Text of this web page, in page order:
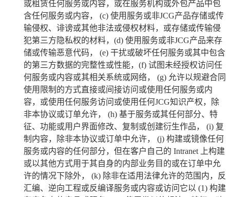
或租赁任何服务或内容，或在服务机构或外包产品中包
含任何服务或内容， (c) 使用服务或非JCG产品存储或传
输侵权、诽谤或其他非法或侵权材料，或存储或传输侵
犯第三方隐私权的材料， (d) 使用服务或非JCG产品来存
储或传输恶意代码， (e) 干扰或破坏任何服务或其中包含
的第三方数据的完整性或性能， (f) 试图未经授权访问任
何服务或内容或其相关系统或网络，
(g) 允许以规避合同
使用限制的方式直接或间接访问或使用任何服务或内
容，或使用任何服务访问或使用任何JCG知识产权，除
非本协议或订单允许，
(h) 基于服务或其任何部分、特
征、功能或用户界面修改、复制或创建衍生作品，
(i) 复
制内容，除非本协议或订单中允许，
(j) 构建或镜像任何
服务或内容的任何部分，但在客户自己的 Intranet
上构建
或以其他方式用于其自身的内部业务目的或在订单中允
许的情况下除外，
(k) 除非在适用法律允许的范围内，反
汇编、逆向工程或反编译服务或内容或访问它以 (1) 构建